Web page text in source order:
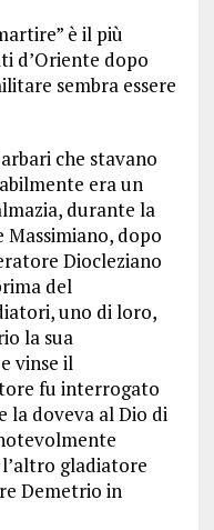
è il più
d’Oriente dopo
sembra essere
che stavano
era un
durante la
Massimiano, dopo
Diocleziano
del
uno di loro,
la sua
vinse il
fu interrogato
la doveva al Dio di
gladiatore
Demetrio in